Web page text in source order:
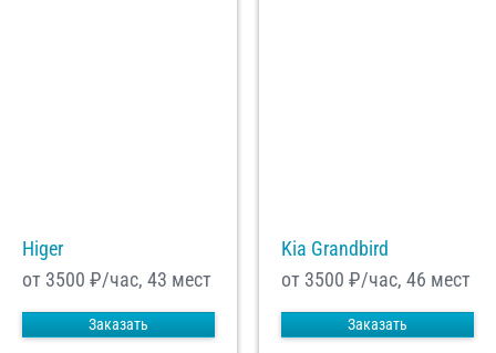
Higer
от 3500 ₽/час, 43 мест
Заказать
Kia Grandbird
от 3500 ₽/час, 46 мест
Заказать